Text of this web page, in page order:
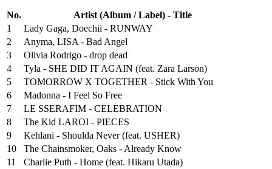
No.
Artist (Album / Label) - Title
1
Lady Gaga, Doechii - RUNWAY
2
Anyma, LISA - Bad Angel
3
Olivia Rodrigo - drop dead
4
Tyla - SHE DID IT AGAIN (feat. Zara Larson)
5
TOMORROW X TOGETHER - Stick With You
6
Madonna - I Feel So Free
7
LE SSERAFIM - CELEBRATION
8
The Kid LAROI - PIECES
9
Kehlani - Shoulda Never (feat. USHER)
10
The Chainsmoker, Oaks - Already Know
11
Charlie Puth - Home (feat. Hikaru Utada)